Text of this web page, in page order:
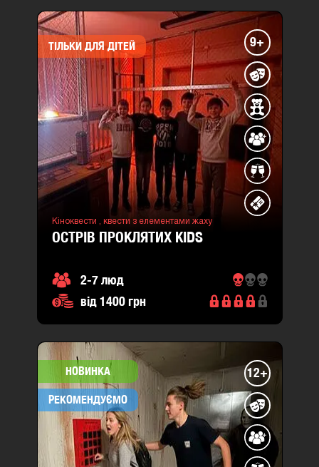
ТІЛЬКИ ДЛЯ ДІТЕЙ 9+
Кіноквести , квести з елементами жаху
ОСТРІВ ПРОКЛЯТИХ KIDS
2-7 люд
від 1400 грн
НОВИНКА
РЕКОМЕНДУЄМО
12+